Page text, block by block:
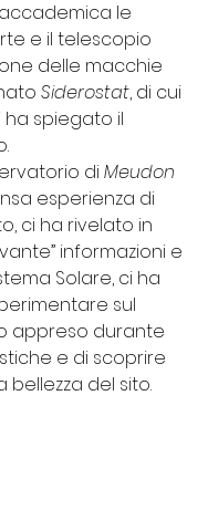
le
e il telescopio
delle macchie
Siderostat, di cui
ha spiegato il
di Meudon
esperienza di
ci ha rivelato in
informazioni e
Solare, ci ha
sul
appreso durante
e di scoprire
bellezza del sito.